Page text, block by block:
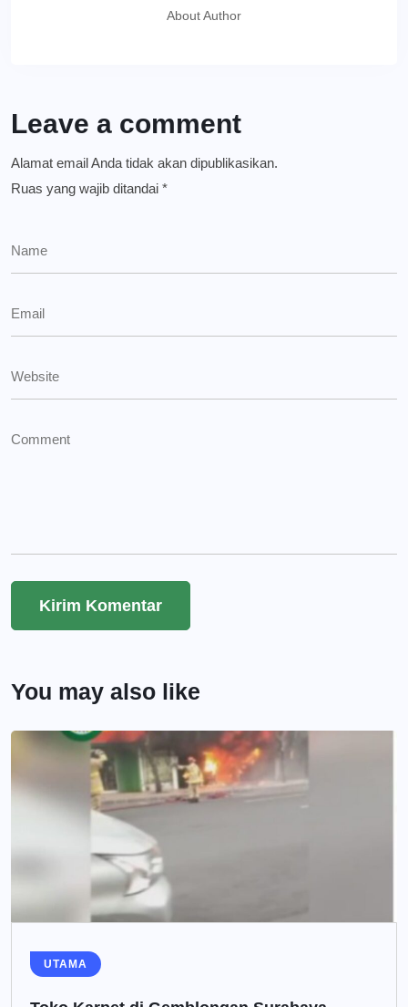
About Author
Leave a comment
Alamat email Anda tidak akan dipublikasikan.
Ruas yang wajib ditandai *
You may also like
UTAMA